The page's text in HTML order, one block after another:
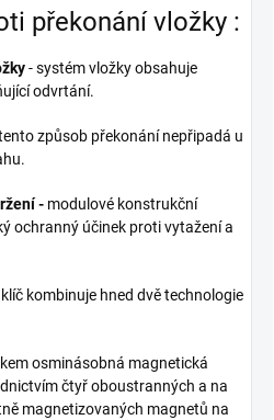
překonání vložky :
- systém vložky obsahuje
odvrtání.
způsob překonání nepřipadá u
- modulové konstrukční
ochranný účinek proti vytažení a
kombinuje hned dvě technologie
osminásobná magnetická
čtyř oboustranných a na
magnetizovaných magnetů na